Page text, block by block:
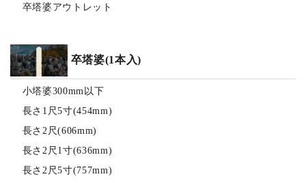
卒塔婆アウトレット
卒塔婆(1本入)
小塔婆300mm以下
長さ1尺5寸(454mm)
長さ2尺(606mm)
長さ2尺1寸(636mm)
長さ2尺5寸(757mm)